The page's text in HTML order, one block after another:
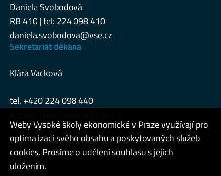
Daniela Svobodová
RB 410 | tel: 224 098 410
daniela.svobodova@vse.cz
Sekretariát děkana
Klára Vacková
tel. +420 224 098 440
Admin
Weby Vysoké školy ekonomické v Praze využívají pro
optimalizaci svého obsahu a poskytovaných služeb
cookies. Prosíme o udělení souhlasu s jejich
uložením.